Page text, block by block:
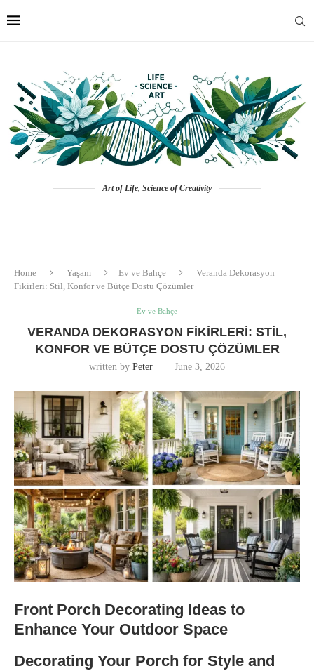
Art of Life, Science of Creativity
Home Yaşam Ev ve Bahçe
Veranda Dekorasyon
Fikirleri: Stil, Konfor ve Bütçe Dostu Çözümler
Ev ve Bahçe
VERANDA DEKORASYON FIKIRLERI: STIL,
KONFOR VE BÜTÇE DOSTU ÇÖZÜMLER
written by Peter June 3, 2026
Front Porch Decorating Ideas to
Enhance Your Outdoor Space
Decorating Your Porch for Style and